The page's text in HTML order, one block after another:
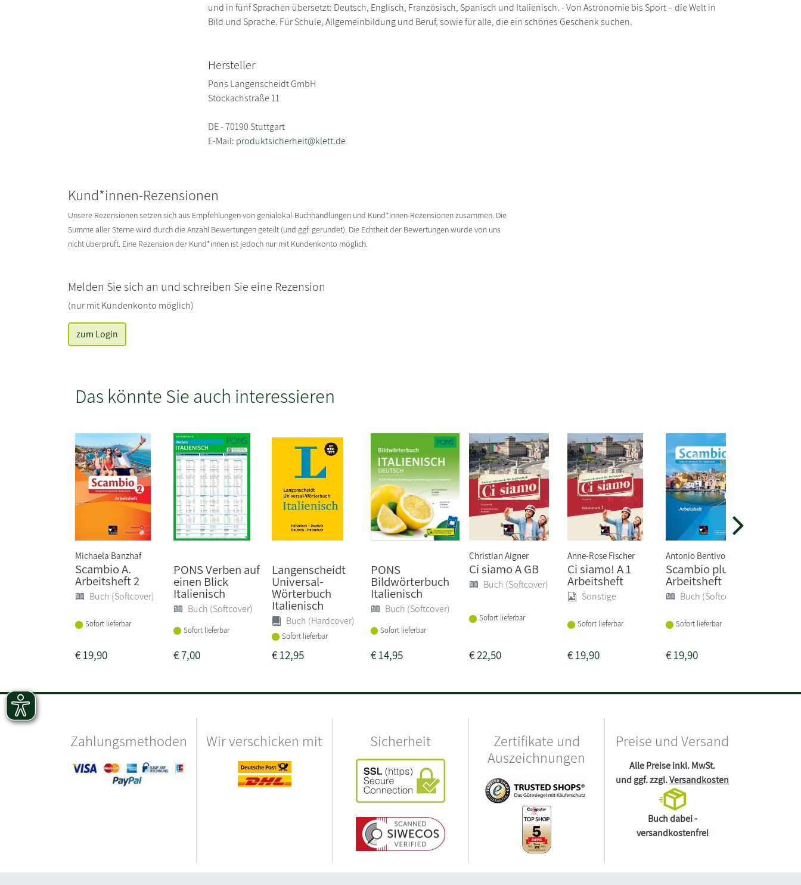
und in fünf Sprachen übersetzt: Deutsch, Englisch, Französisch, Spanisch und Italienisch. - Von Astronomie bis Sport – die Welt in
Bild und Sprache. Für Schule, Allgemeinbildung und Beruf, sowie für alle, die ein schönes Geschenk suchen.
Hersteller
Pons Langenscheidt GmbH
Stöckachstraße 11
DE - 70190 Stuttgart
E-Mail: produktsicherheit@klett.de
Kund*innen-Rezensionen
Unsere Rezensionen setzen sich aus Empfehlungen von genialokal-Buchhandlungen und Kund*innen-Rezensionen zusammen. Die
Summe aller Sterne wird durch die Anzahl Bewertungen geteilt (und ggf. gerundet). Die Echtheit der Bewertungen wurde von uns
nicht überprüft. Eine Rezension der Kund*innen ist jedoch nur mit Kundenkonto möglich.
Melden Sie sich an und schreiben Sie eine Rezension
(nur mit Kundenkonto möglich)
zum Login
Das könnte Sie auch interessieren
Michaela Banzhaf
Scambio A.
Arbeitsheft 2
Buch (Softcover)
Sofort lieferbar
€19,90
PONS Verben auf
einen Blick
Italienisch
Buch (Softcover)
Sofort lieferbar
€7,00
Langenscheidt
Universal-
Wörterbuch
Italienisch
Buch (Hardcover)
Sofort lieferbar
€12,95
PONS
Bildwörterbuch
Italienisch
Buch (Softcover)
Sofort lieferbar
€14,95
Christian Aigner
Ci siamo A GB
Buch (Softcover)
Sofort lieferbar
€22,50
Anne-Rose Fischer
Ci siamo! A 1
Arbeitsheft
Sonstige
Sofort lieferbar
€19,90
Antonio Bentivoglio
Scambio plus 2
Arbeitsheft
Buch (Softcover)
Sofort lieferbar
€19,90
Zahlungsmethoden Wir verschicken mit Sicherheit
Zertifikate und
Auszeichnungen
Preise und Versand
Alle Preise inkl. MwSt.
und ggf. zzgl.Versandkosten
Buch dabei -
versandkostenfrei